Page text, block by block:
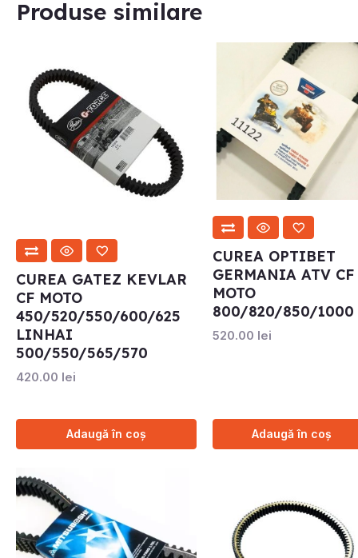
Produse similare
CUREA GATEZ KEVLAR
CF MOTO
450/520/550/600/625
LINHAI
500/550/565/570
420.00 lei
Adaugă în coș
CUREA OPTIBET
GERMANIA ATV CF
MOTO
800/820/850/1000
520.00 lei
Adaugă în coș